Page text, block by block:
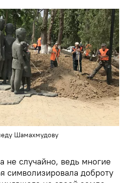
Шамахмудову
не случайно, ведь многие
символизировала доброту